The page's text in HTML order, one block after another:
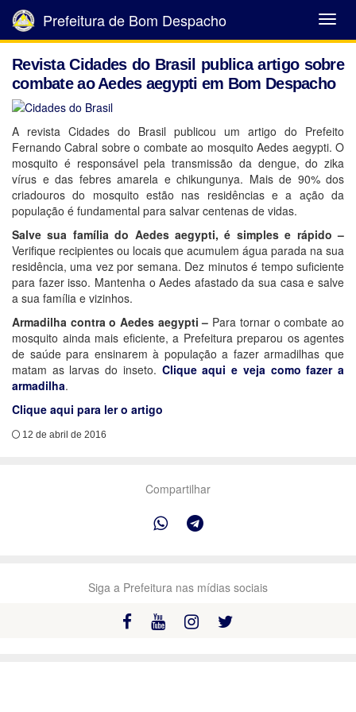
Abrir
Menu
Prefeitura de Bom Despacho
Revista Cidades do Brasil publica artigo sobre
combate ao Aedes aegypti em Bom Despacho
A revista Cidades do Brasil publicou um artigo do Prefeito
Fernando Cabral sobre o combate ao mosquito Aedes aegypti. O
mosquito é responsável pela transmissão da dengue, do zika
vírus e das febres amarela e chikungunya. Mais de 90% dos
criadouros do mosquito estão nas residências e a ação da
população é fundamental para salvar centenas de vidas.
Salve sua família do Aedes aegypti, é simples e rápido –
Verifique recipientes ou locais que acumulem água parada na sua
residência, uma vez por semana. Dez minutos é tempo suficiente
para fazer isso. Mantenha o Aedes afastado da sua casa e salve
a sua família e vizinhos.
Armadilha contra o Aedes aegypti – Para tornar o combate ao
mosquito ainda mais eficiente, a Prefeitura preparou os agentes
de saúde para ensinarem à população a fazer armadilhas que
matam as larvas do inseto. Clique aqui e veja como fazer a
armadilha.
Clique aqui para ler o artigo
12 de abril de 2016
Compartilhar
Siga a Prefeitura nas mídias sociais